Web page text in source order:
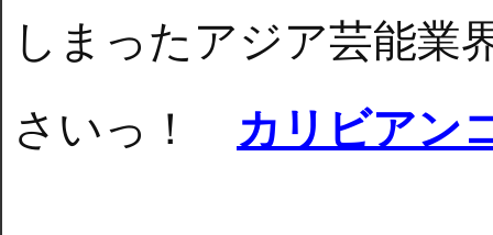
しまったアジア芸能業
さいっ！ カリビアン